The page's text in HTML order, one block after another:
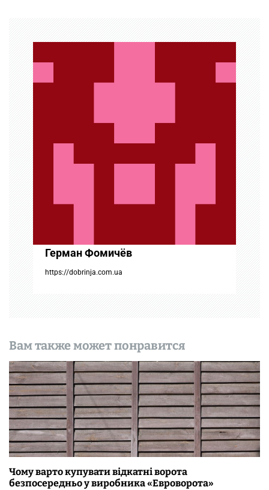
Герман Фомичёв
https://dobrinja.com.ua
Вам также может понравится
Чому варто купувати відкатні ворота
безпосередньо у виробника «Евроворота»